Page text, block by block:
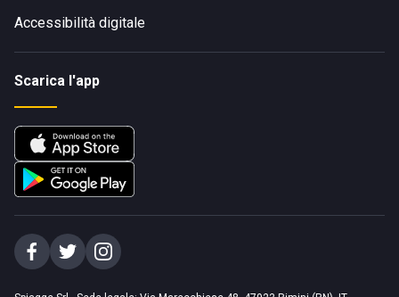
Accessibilità digitale
Scarica l'app